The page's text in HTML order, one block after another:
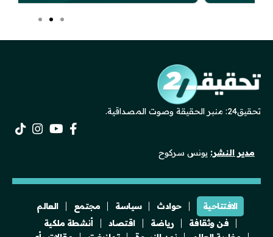
تحقيق24: منبر الحقيقة وصوت المصداقية.
مدير النشر: يونس سركوح
الافتتاحية حوادث سياسة مجتمع
العالم
فن وثقافة
رياضة اقتصاد
أنشطة ملكية